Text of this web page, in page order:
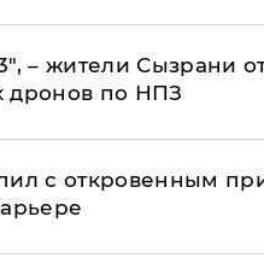
– жители Сызрани
дронов по НПЗ
с откровенным